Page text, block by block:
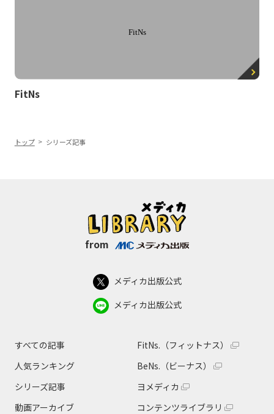
FitNs
トップ シリーズ記事
from
メディカ出版公式
メディカ出版公式
すべての記事
人気ランキング
シリーズ記事
動画アーカイブ
FitNs.（フィットナス）
BeNs.（ビーナス）
ヨメディカ
コンテンツライブラリ